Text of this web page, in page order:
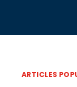
ARTICLES